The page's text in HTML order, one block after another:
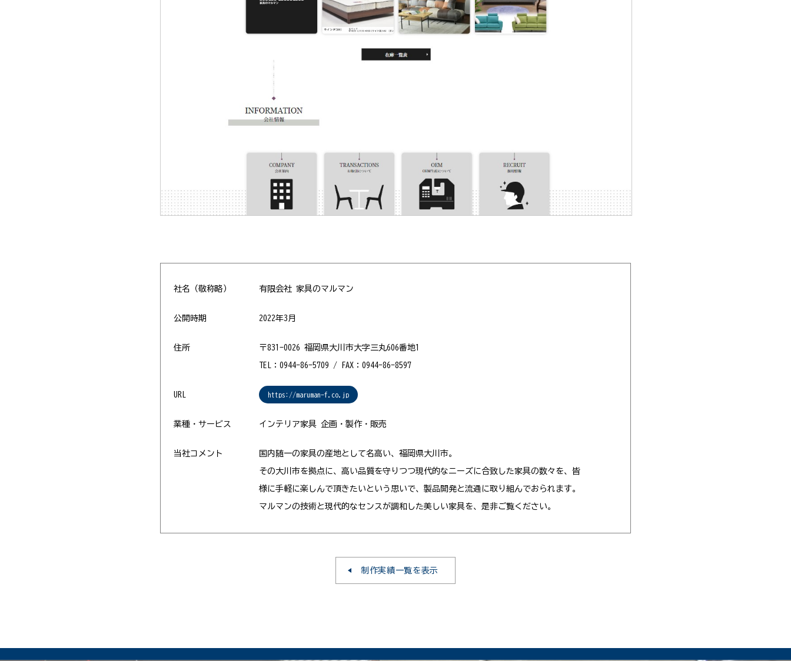
社名（敬称略） 有限会社 家具のマルマン
公開時期 2022年3月
住所 〒831-0026 福岡県大川市大字三丸606番地1
TEL：0944-86-5709 / FAX：0944-86-8597
URL https://maruman-f.co.jp
業種・サービス インテリア家具 企画・製作・販売
当社コメント 国内随一の家具の産地として名高い、福岡県大川市。
その大川市を拠点に、高い品質を守りつつ現代的なニーズに合致した家具の数々を、皆
様に手軽に楽しんで頂きたいという思いで、製品開発と流通に取り組んでおられます。
マルマンの技術と現代的なセンスが調和した美しい家具を、是非ご覧ください。
制作実績一覧を表示